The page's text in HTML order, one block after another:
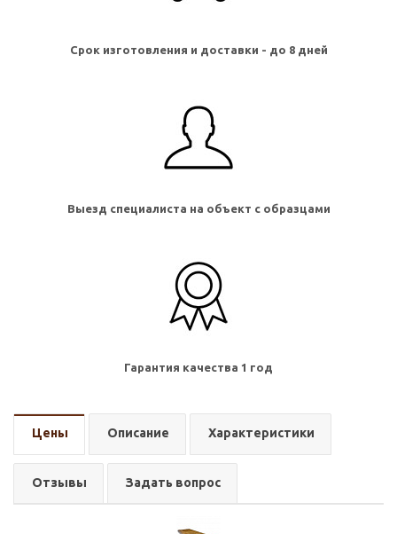
Срок изготовления и доставки - до 8 дней
Выезд специалиста на объект с образцами
Гарантия качества 1 год
Цены Описание Характеристики
Отзывы Задать вопрос